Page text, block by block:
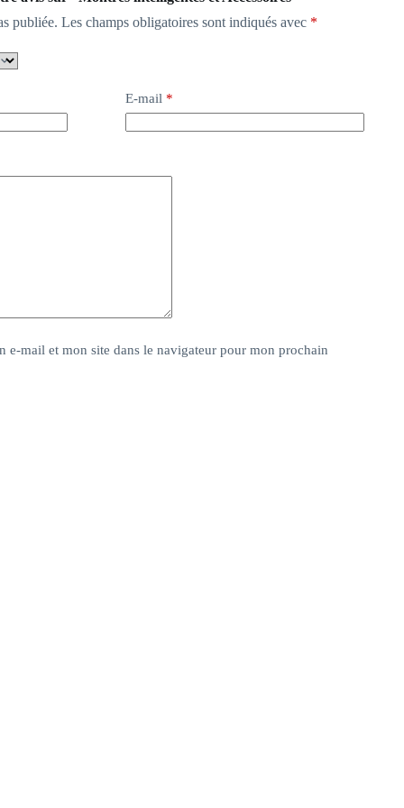
publiée. Les champs obligatoires sont indiqués avec *
E-mail *
e-mail et mon site dans le navigateur pour mon prochain